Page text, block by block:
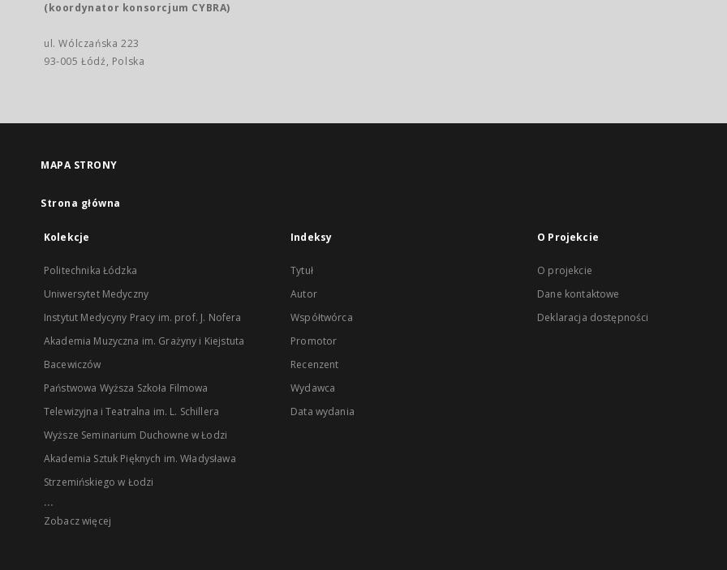
(koordynator konsorcjum CYBRA)
ul. Wólczańska 223
93-005 Łódź, Polska
MAPA STRONY
Strona główna
Kolekcje
Politechnika Łódzka
Uniwersytet Medyczny
Instytut Medycyny Pracy im. prof. J. Nofera
Akademia Muzyczna im. Grażyny i Kiejstuta
Bacewiczów
Państwowa Wyższa Szkoła Filmowa
Telewizyjna i Teatralna im. L. Schillera
Wyższe Seminarium Duchowne w Łodzi
Akademia Sztuk Pięknych im. Władysława
Strzemińskiego w Łodzi
...
Zobacz więcej
Indeksy
Tytuł
Autor
Współtwórca
Promotor
Recenzent
Wydawca
Data wydania
O Projekcie
O projekcie
Dane kontaktowe
Deklaracja dostępności